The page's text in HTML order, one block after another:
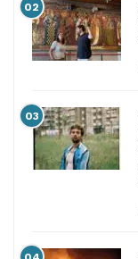
02
03